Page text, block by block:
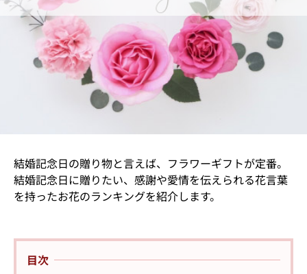
結婚記念日の贈り物と言えば、フラワーギフトが定番。
結婚記念日に贈りたい、感謝や愛情を伝えられる花言葉
を持ったお花のランキングを紹介します。
目次